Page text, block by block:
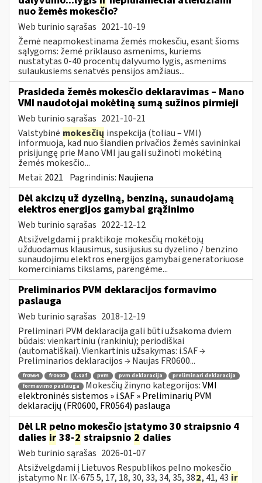
nuo žemės mokesčio?
Web turinio sąrašas 2021-10-19
Žemė neapmokestinama žemės mokesčiu, esant šioms
sąlygoms: žemė priklauso asmenims, kuriems
nustatytas 0-40 procentų dalyvumo lygis, asmenims
sulaukusiems senatvės pensijos amžiaus...
Prasideda žemės mokesčio deklaravimas – Mano
VMI naudotojai mokėtiną sumą sužinos pirmieji
Web turinio sąrašas 2021-10-21
Valstybinė mokesčių inspekcija (toliau – VMI)
informuoja, kad nuo šiandien privačios žemės savininkai
prisijungę prie Mano VMI jau gali sužinoti mokėtiną
žemės mokesčio...
Metai: 2021 Pagrindinis: Naujiena
Dėl akcizų už dyzeliną, benziną, sunaudojamą
elektros energijos gamybai grąžinimo
Web turinio sąrašas 2022-12-12
Atsižvelgdami į praktikoje mokesčių mokėtojų
užduodamus klausimus, susijusius su dyzelino / benzino
sunaudojimu elektros energijos gamybai generatoriuose
komerciniams tikslams, parengėme...
Preliminarios PVM deklaracijos formavimo
paslauga
Web turinio sąrašas 2018-12-19
Preliminari PVM deklaracija gali būti užsakoma dviem
būdais: vienkartiniu (rankiniu); periodiškai
(automatiškai). Vienkartinis užsakymas: i.SAF →
Preliminarios deklaracijos → Naujas FR0600...
fr0564 fr0600 i.saf pvm pvm deklaracija
preliminari deklaracija
formavimo paslauga
Mokesčių žinyno kategorijos:VMI
elektroninės sistemos » i.SAF » Preliminarių PVM
deklaracijų (FR0600, FR0564) paslauga
Dėl LR pelno mokesčio įstatymo 30 straipsnio 4
dalies ir 38-2 straipsnio 2 dalies
Web turinio sąrašas 2026-01-07
Atsižvelgdami į Lietuvos Respublikos pelno mokesčio
įstatymo Nr. IX-675 5, 17, 18, 30, 33, 34, 35, 382, 41, 43 ir